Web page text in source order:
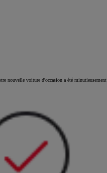
nouvelle voiture d'occasion a été minutieusement